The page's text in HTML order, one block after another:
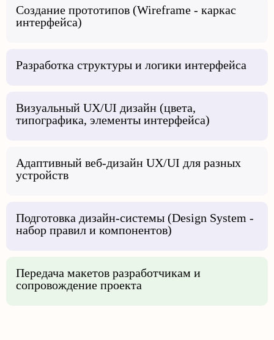
Создание прототипов (Wireframe - каркас
интерфейса)
Разработка структуры и логики интерфейса
Визуальный UX/UI дизайн (цвета,
типографика, элементы интерфейса)
Адаптивный веб-дизайн UX/UI для разных
устройств
Подготовка дизайн-системы (Design System -
набор правил и компонентов)
Передача макетов разработчикам и
сопровождение проекта